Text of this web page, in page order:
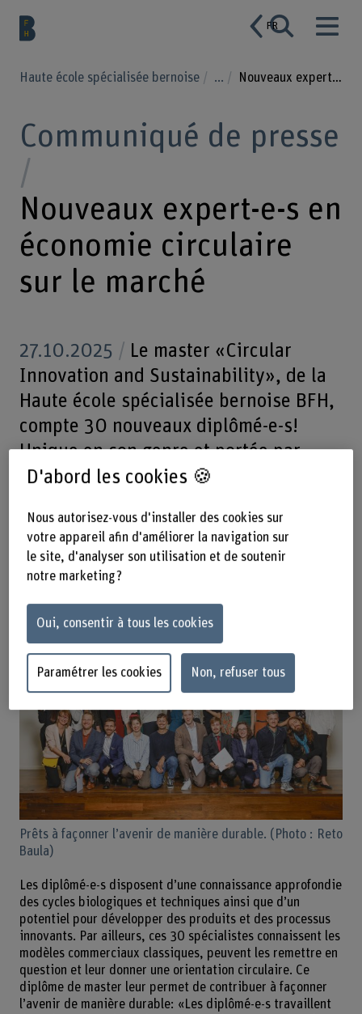
FR
Haute école spécialisée bernoise ... Nouveaux expert-e-s en économie circulaire sur le marché
Communiqué de presse
Nouveaux expert-e-s en
économie circulaire
sur le marché
27.10.2025
Le master «Circular
Innovation and Sustainability», de la
Haute école spécialisée bernoise BFH,
compte 30 nouveaux diplômé-e-s!
Unique en son genre et portée par
trois départements de la BFH, cette
connaissances pratiques et
interdisciplinaires sur l’économie
circulaire et l’utilisation efficiente des
ressources.
Prêts à façonner l’avenir de manière durable. (Photo : Reto
Baula)
Les diplômé-e-s disposent d’une connaissance approfondie
des cycles biologiques et techniques ainsi que d’un
potentiel pour développer des produits et des processus
innovants. Par ailleurs, ces 30 spécialistes connaissent les
modèles commerciaux classiques, peuvent les remettre en
question et leur donner une orientation circulaire. Ce
diplôme de master leur permet de contribuer à façonner
l’avenir de manière durable: «Les diplômé-e-s travaillent
D'abord les cookies 🍪
Nous autorisez-vous d'installer des cookies sur
votre appareil afin d'améliorer la navigation sur
le site, d'analyser son utilisation et de soutenir
notre marketing ?
Oui, consentir à tous les cookies
Paramétrer les cookies Non, refuser tous